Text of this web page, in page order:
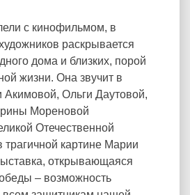
с кинофильмом, в
раскрывается
дома и близких, порой
жизни. Она звучит в
Акимовой, Ольги Даутовой,
Мореновой
Отечественной
трагичной картине Марии
открывающаяся
– возможность